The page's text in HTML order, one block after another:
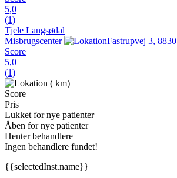
5,0
(1)
Tjele Langsødal
Misbrugscenter
Fastrupvej 3,
Score
5,0
(1)
( km)
Score
Pris
Lukket for nye patienter
Åben for nye patienter
Henter behandlere
Ingen behandlere fundet!
{{selectedInst.name}}